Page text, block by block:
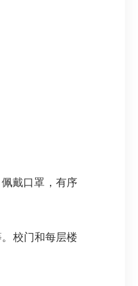
戴口罩，有序
校门和每层楼